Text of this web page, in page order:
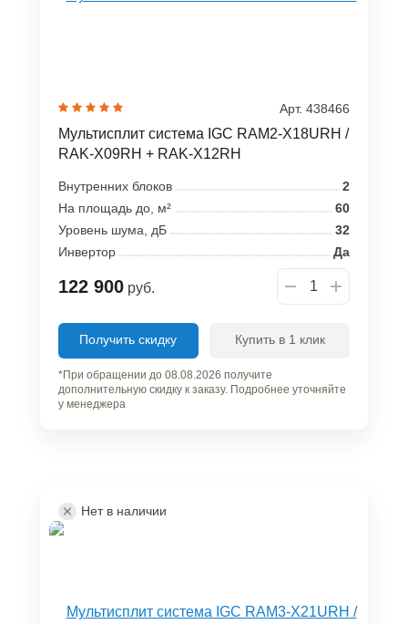
Арт. 438466
Мультисплит система IGC RAM2-X18URH /
RAK-X09RH + RAK-X12RH
Внутренних блоков
2
На площадь до, м²
60
Уровень шума, дБ
32
Инвертор
Да
122 900 руб.
Получить скидку Купить в 1 клик
*При обращении до 08.08.2026 получите
дополнительную скидку к заказу. Подробнее уточняйте
у менеджера
Нет в наличии